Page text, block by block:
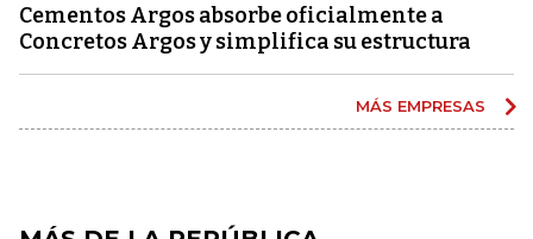
Cementos Argos absorbe oficialmente a
Concretos Argos y simplifica su estructura
MÁS EMPRESAS